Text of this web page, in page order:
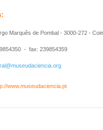
Marquês de Pombal - 3000-272 -
- fax: 239854359
www.museudaciencia.pt